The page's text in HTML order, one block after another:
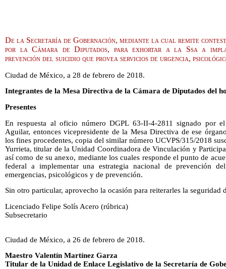
De la Secretaría de Gobernación, mediante la cual remite
por la Cámara de Diputados, para exhortar a la Ssa a
prevención del suicidio que provea servicios de urgencia,
Ciudad de México, a 28 de febrero de 2018.
Integrantes de la Mesa Directiva de la Cámara de Diputados del
Presentes
En respuesta al oficio número DGPL 63-II-4-2811 signado por
Aguilar, entonces vicepresidente de la Mesa Directiva de ese
los fines procedentes, copia del similar número UCVPS/315/2018
Yurrieta, titular de la Unidad Coordinadora de Vinculación y
así como de su anexo, mediante los cuales responde el punto de
federal a implementar una estrategia nacional de prevención
emergencias, psicológicos y de prevención.
Sin otro particular, aprovecho la ocasión para reiterarles la
Licenciado Felipe Solís Acero (rúbrica)
Subsecretario
Ciudad de México, a 26 de febrero de 2018.
Maestro Valentín Martínez Garza
Titular de la Unidad de Enlace Legislativo de la Secretaría de